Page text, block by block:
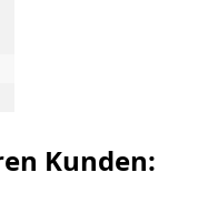
Kunden: